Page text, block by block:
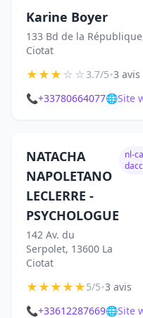
Karine Boyer
133 Bd de la
Ciotat
★★★☆☆3.7/5•3 avis
📞+33780664077🌐Site
NATACHA
NAPOLETANO
LECLERRE -
PSYCHOLOGUE
142 Av. du
Serpolet, 13600 La
Ciotat
nl-
★★★★★5/5•3 avis
📞+33612287669🌐Site